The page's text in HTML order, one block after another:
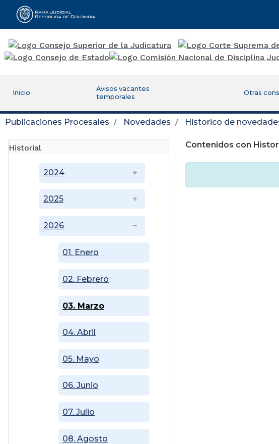
Rama Judicial
Inicio
Avisos vacantes
temporales
Otras
Publicaciones Procesales Novedades Historico de
Historial
2024
2025
2026
01. Enero
02. Febrero
03. Marzo
04. Abril
05. Mayo
06. Junio
07. Julio
08. Agosto
Contenidos con